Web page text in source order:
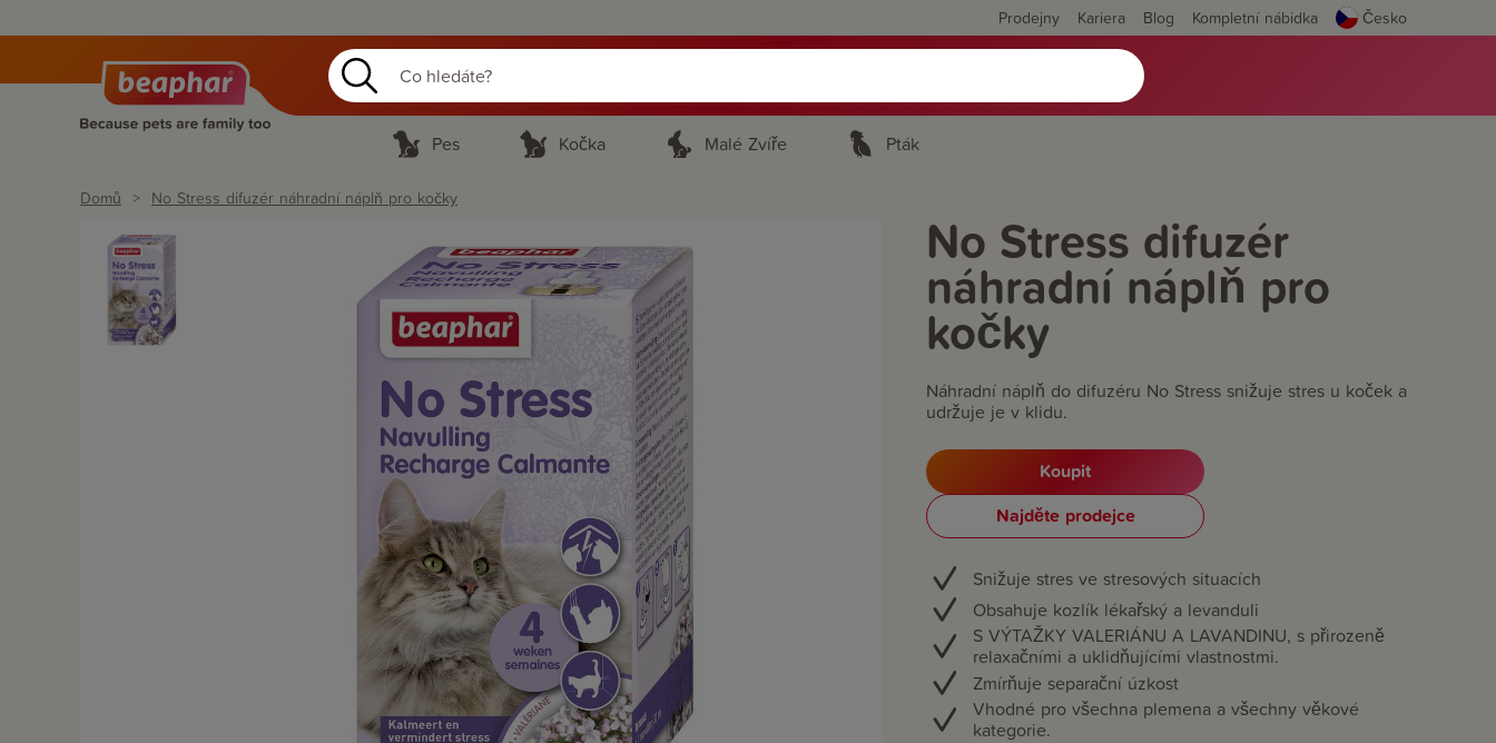
Prodejny Kariera Blog Kompletní nábidka Česko
Pes Kočka Malé Zvíře Pták
Domů No Stress difuzér náhradní náplň pro kočky
No Stress difuzér
náhradní náplň pro
kočky
Náhradní náplň do difuzéru No Stress snižuje stres u koček a
udržuje je v klidu.
Koupit
Najděte prodejce
Snižuje stres ve stresových situacích
Obsahuje kozlík lékařský a levanduli
S VÝTAŽKY VALERIÁNU A LAVANDINU, s přirozeně
relaxačními a uklidňujícími vlastnostmi.
Zmírňuje separační úzkost
Vhodné pro všechna plemena a všechny věkové
kategorie.